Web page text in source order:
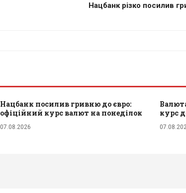
Нацбанк різко посилив
Нацбанк посилив гривню до євро:
офіційний курс валют на понеділок
07.08.2026
курс